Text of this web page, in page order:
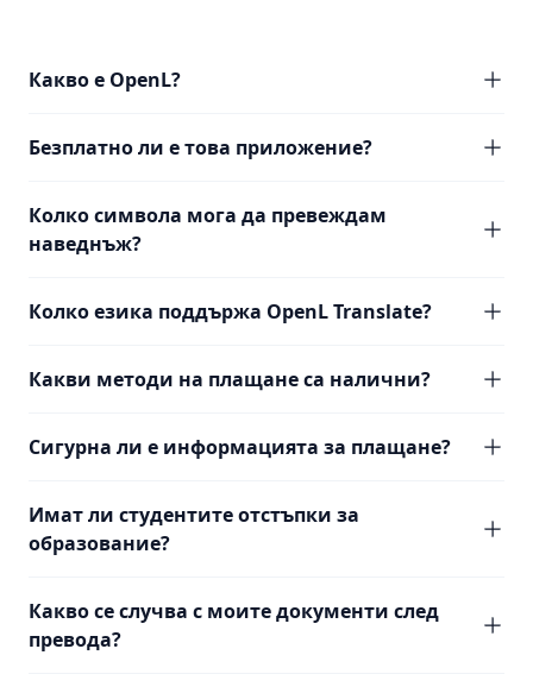
Какво е OpenL?
Безплатно ли е това приложение?
Колко символа мога да превеждам
наведнъж?
Колко езика поддържа OpenL Translate?
Какви методи на плащане са налични?
Сигурна ли е информацията за плащане?
Имат ли студентите отстъпки за
образование?
Какво се случва с моите документи след
превода?